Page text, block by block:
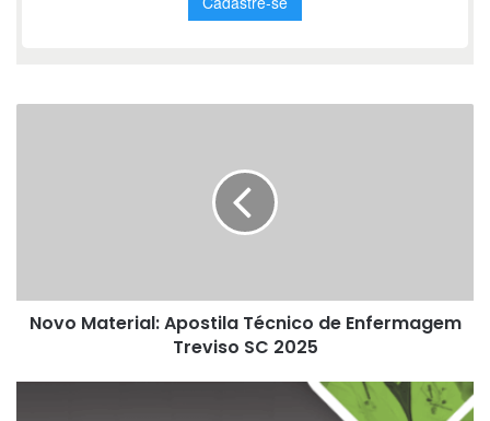
2025
Novo Material: Apostila Técnico de Enfermagem
Treviso SC 2025